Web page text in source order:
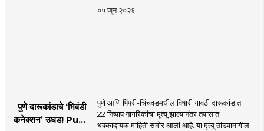
०५ जून २०२६
पुणे दारूकांडाचे ‘भिवंडी
कनेक्शन’ उघड! Pune
पुणे आणि पिंपरी-चिंचवडमधील विषारी गावठी दारूकांडात
22 निष्पाप नागरिकांचा मृत्यू झाल्यानंतर तपासात
धक्कादायक माहिती समोर आली आहे. या मृत्यू तांडवामागील